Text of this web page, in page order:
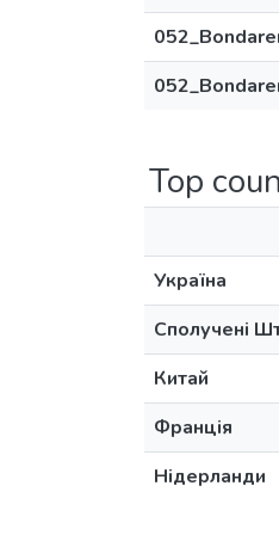
Top
Україна
Сполучені
Китай
Франція
Нідерланди